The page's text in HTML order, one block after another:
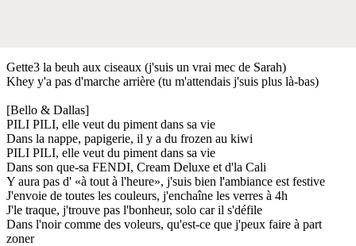
Gette3 la beuh aux ciseaux (j'suis un vrai mec de Sarah)
Khey y'a pas d'marche arrière (tu m'attendais j'suis plus là-bas)
[Bello & Dallas]
PILI PILI, elle veut du piment dans sa vie
Dans la nappe, papigerie, il y a du frozen au kiwi
PILI PILI, elle veut du piment dans sa vie
Dans son que-sa FENDI, Cream Deluxe et d'la Cali
Y aura pas d' «à tout à l'heure», j'suis bien l'ambiance est festive
J'envoie de toutes les couleurs, j'enchaîne les verres à 4h
J'le traque, j'trouve pas l'bonheur, solo car il s'défile
Dans l'noir comme des voleurs, qu'est-ce que j'peux faire à part
zoner